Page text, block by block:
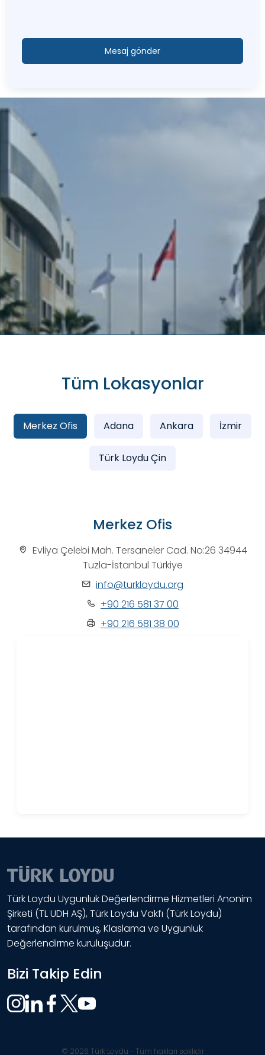
Mesaj gönder
Tüm Lokasyonlar
Merkez Ofis Adana Ankara İzmir
Türk Loydu Çin
Merkez Ofis
Evliya Çelebi Mah. Tersaneler Cad. No:26 34944
Tuzla-İstanbul Türkiye
info@turkloydu.org
+90 216 581 37 00
+90 216 581 38 00
Türk Loydu Uygunluk Değerlendirme Hizmetleri Anonim
Şirketi (TL UDH AŞ), Türk Loydu Vakfı (Türk Loydu)
tarafından kurulmuş, Klaslama ve Uygunluk
Değerlendirme kuruluşudur.
Bizi Takip Edin
© 2026 Türk Loydu - Tüm hakları saklıdır